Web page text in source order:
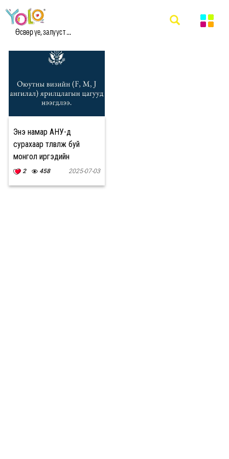
Өсвөр үе, залууст ...
#АНУ-Д СУРАЛЦАХ МЭДЭЭ
Энэ намар АНУ-д
сурахаар төлөвлөж буй
монгол иргэдийн
анхааралд
2 458 2025-07-03